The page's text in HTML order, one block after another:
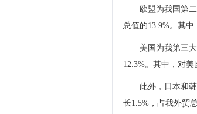
欧盟为我国第
总值的13.9%。其中
美国为我第三
12.3%。其中，对美
此外，日本和
长1.5%，占我外贸